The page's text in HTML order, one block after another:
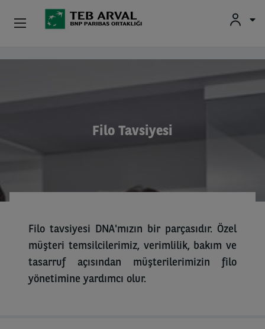
Filo Tavsiyesi
Filo tavsiyesi DNA'mızın bir parçasıdır. Özel
müşteri temsilcilerimiz, verimlilik, bakım ve
tasarruf açısından müşterilerimizin filo
yönetimine yardımcı olur.
Kurumsal